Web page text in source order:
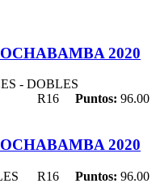
2020
- DOBLES
R16
Puntos: 96.00
2020
R16 Puntos: 96.00